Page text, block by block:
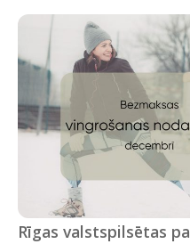
Rīgas valstspilsētas